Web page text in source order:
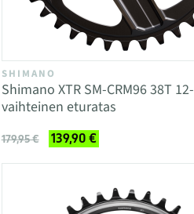
SHIMANO
Shimano XTR SM-CRM96 38T 12-
vaihteinen eturatas
179,95 € 139,90 €